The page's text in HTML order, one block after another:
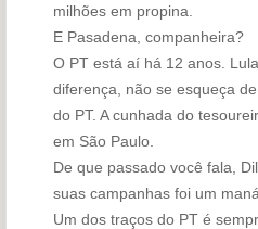
milhões em propina.
E Pasadena, companheira?
O PT está aí há 12 anos.
diferença, não se esqueça
do PT. A cunhada do
em São Paulo.
De que passado você fala,
suas campanhas foi um
Um dos traços do PT é